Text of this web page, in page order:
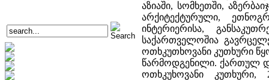
აზიაში, სომხეთში,
არქიტექტურული,
ინტერიერისა,
საქართველოშია
ოთხკუთხოვანი კუთხური
წარმოდგენილი. ქართულ
ოთხკუხოვანი